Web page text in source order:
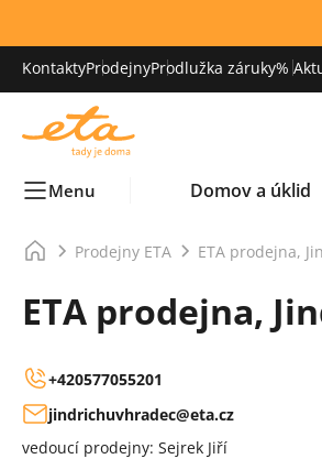
KontaktyProdejnyProdlužka záruky%
Menu Domov a úklid
Prodejny ETA ETA prodejna,
ETA prodejna,
+420577055201
jindrichuvhradec@eta.cz
vedoucí prodejny: Sejrek Jiří